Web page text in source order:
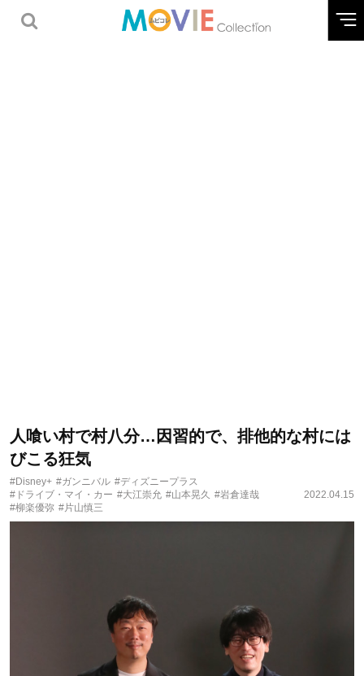
人喰い村で村八分…因習的で、排他的な村には
びこる狂気
#Disney+ #ガンニバル #ディズニープラス
#ドライブ・マイ・カー #大江崇允 #山本晃久 #岩倉達哉
#柳楽優弥 #片山慎三
2022.04.15